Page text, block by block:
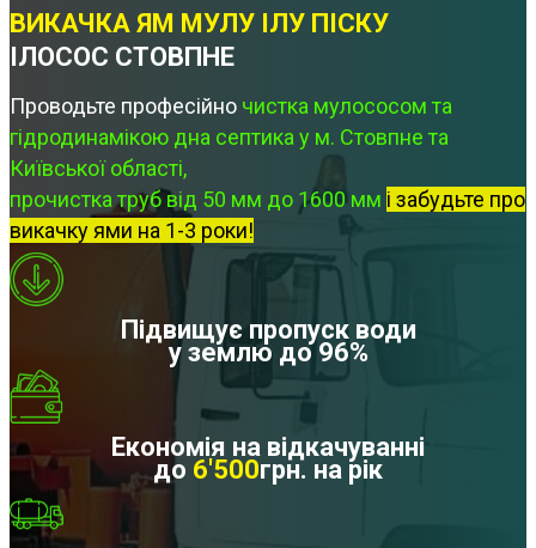
ВИКАЧКА ЯМ МУЛУ ІЛУ ПІСКУ
ІЛОСОС СТОВПНЕ
Проводьте професійно чистка мулососом та
гідродинамікою дна септика у м. Стовпне та
Київської області,
прочистка труб від 50 мм до 1600 мм і забудьте про
викачку ями на 1-3 роки!
Підвищує пропуск води
у землю до 96%
Економія на відкачуванні
до 6'500грн. на рік